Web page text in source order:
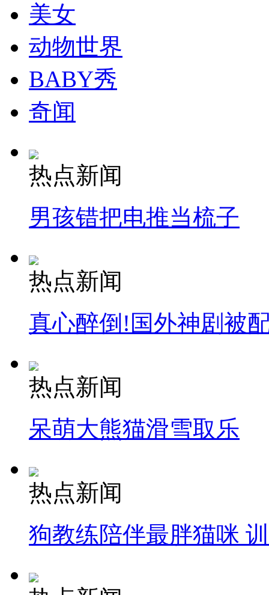
美女
动物世界
BABY秀
奇闻
热点新闻
男孩错把电推当梳子
热点新闻
真心醉倒!国外神剧被
热点新闻
呆萌大熊猫滑雪取乐
热点新闻
狗教练陪伴最胖猫咪